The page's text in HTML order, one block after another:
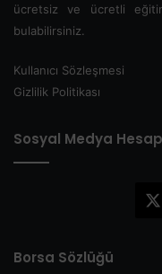
ücretsiz ve ücretli
bulabilirsiniz.
Kullanıcı Sözleşmesi
Gizlilik Politikası
Sosyal Medya
Borsa Sözlüğü